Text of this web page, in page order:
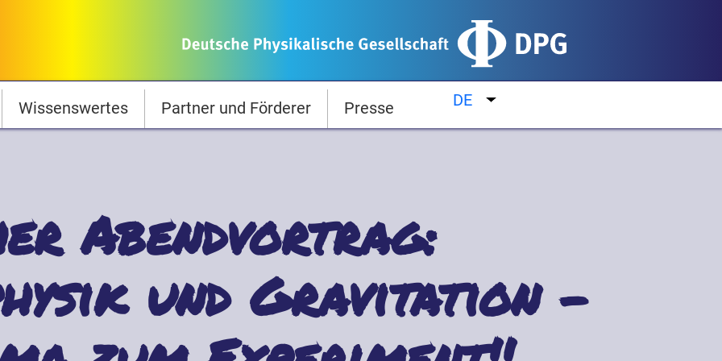
Wissenswertes Partner und Förderer Presse DE Weitere Aktionen auflisten
Abendvortrag:
und Gravitation –